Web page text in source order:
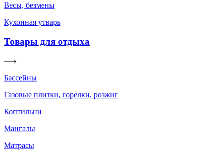
Весы, безмены
Кухонная утварь
Товары для отдыха
Бассейны
Газовые плитки, горелки, розжиг
Коптильни
Мангалы
Матрасы